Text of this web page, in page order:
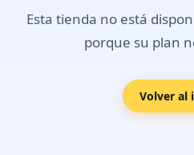
Esta tienda no está
porque su plan
Volver al